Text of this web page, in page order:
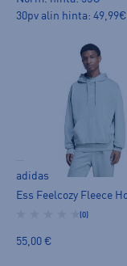
30pv alin hinta: 49,99€
adidas
(0)
55,00 €